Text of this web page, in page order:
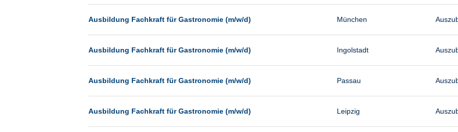
Mainz
Mannheim
Mönchengladbach
München
Ausbildung Fachkraft für Gastronomie (m/w/d) München
Ausbildung Fachkraft für Gastronomie (m/w/d) Ingolstadt
Ausbildung Fachkraft für Gastronomie (m/w/d) Passau
Ausbildung Fachkraft für Gastronomie (m/w/d) Leipzig